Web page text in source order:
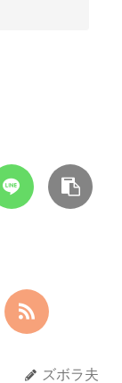
ズボラ夫